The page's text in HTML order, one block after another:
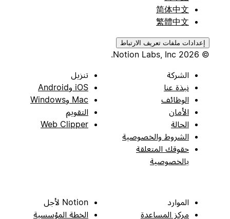
简体中文
繁體中文
إعدادات ملفات تعريف الارتباط
الشركة
نبذة عنا
الوظائف
الأمان
الحالة
الشروط والخصوصية
حقوقك المتعلقة
بالخصوصية
تنزيل
iOS وAndroid
Mac وWindows
التقويم
Web Clipper
الموارد
مركز المساعدة
Notion لأجل
الخطة المؤسسية